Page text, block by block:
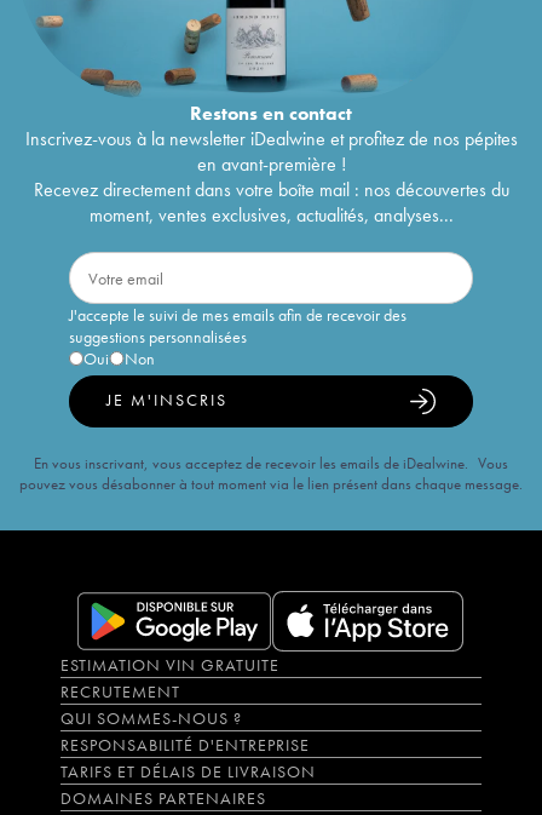
Restons encontact
Inscrivez-vous à la newsletter iDealwine et profitez de nos pépites
en avant-première !
Recevez directement dans votre boîte mail : nos découvertes du
moment, ventes exclusives, actualités, analyses...
J'accepte le suivi de mes emails afin de recevoir des
suggestions personnalisées
Oui
Non
JE M'INSCRIS
En vous inscrivant, vous acceptez de recevoir les emails de iDealwine. Vous
pouvez vous désabonner à tout moment via le lien présent dans chaque message.
ESTIMATION VIN GRATUITE
RECRUTEMENT
QUI SOMMES-NOUS ?
RESPONSABILITÉ D'ENTREPRISE
TARIFS ET DÉLAIS DE LIVRAISON
DOMAINES PARTENAIRES